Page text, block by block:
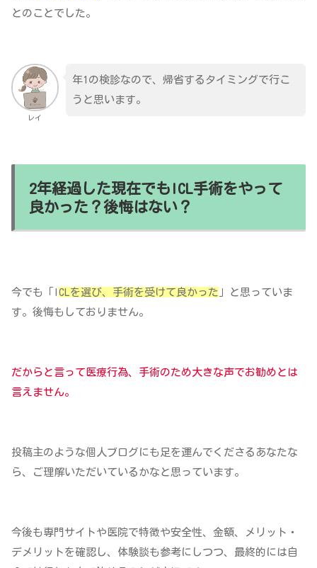
とのことでした。
レイ
年1の検診なので、帰省するタイミングで行こ
うと思います。
2年経過した現在でもICL手術をやって
良かった？後悔はない？
今でも「I CLを選び、手術を受けて良かった 」と思っていま
す。後悔もしておりません。
だからと言って医療行為、手術のため大きな声でお勧めとは
言えません。
投稿主のような個人ブログにも足を運んでくださるあなたな
ら、ご理解いただいているかなと思っています。
今後も専門サイトや医院で特徴や安全性、金額、メリット・
デメリットを確認し、体験談も参考にしつつ、最終的には自